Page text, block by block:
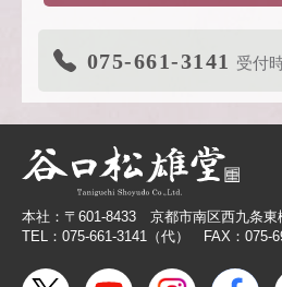
2026.3.11 商品リニューアルの
2026.2.26
【無料提供】売場づ
める専用POP
2026.2.19 【色紙】価格改定の
2025.10.28
【新商品案内】色エ
075-661-3141 受付
本社：〒601-8433 京都市南区西九条
TEL：075-661-3141（代） FAX：075-